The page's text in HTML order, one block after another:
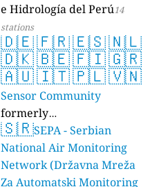
e Hidrología del Perú14
stations
🇩🇪🇫🇷🇪🇸🇳🇱
🇩🇰🇧🇪🇫🇮🇬🇷
🇦🇺🇮🇹🇵🇱🇻🇳
Sensor Community
formerly
luftdaten.info35821 stations
🇸🇷SEPA - Serbian
National Air Monitoring
Network (Državna Mreža
Za Automatski Monitoring